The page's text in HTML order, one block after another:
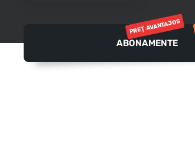
ABONAMENTE
PREȚ AVANTAJOS